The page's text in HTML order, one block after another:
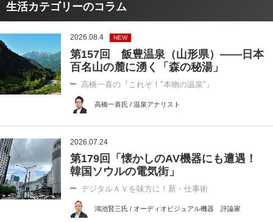
生活カテゴリーのコラム
2026.08.4 NEW
第157回 飯豊温泉（山形県）――日本
百名山の麓に湧く「森の秘湯」
高橋一喜の『これぞ！"本物の温泉"』
高橋一喜氏 / 温泉アナリスト
2026.07.24
第179回「懐かしのAV機器にも遭遇！
韓国ソウルの電気街」
デジタルＡＶを味方に！新・仕事術
鴻池賢三氏 / オーディオビジュアル機器 評論家